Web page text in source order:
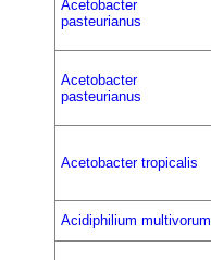
Acetobacter
pasteurianus
Acetobacter
pasteurianus
Acetobacter tropicalis
Acidiphilium multivorum